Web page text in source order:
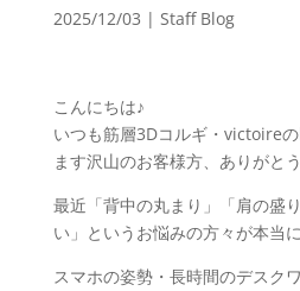
2025/12/03 | Staff Blog
こんにちは♪
いつも筋層3Dコルギ・victoire
ます沢山のお客様方、ありがと
最近「背中の丸まり」「肩の盛
い」というお悩みの方々が本当
スマホの姿勢・長時間のデスク